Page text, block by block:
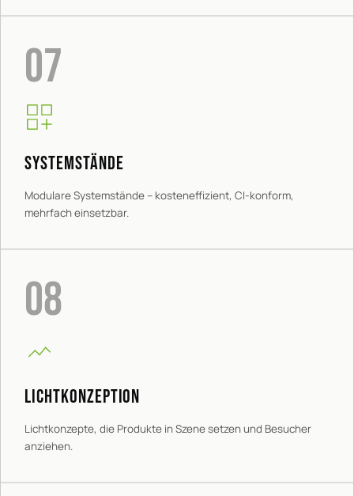
07
SYSTEMSTäNDE
Modulare Systemstände – kosteneffizient, CI-konform,
mehrfach einsetzbar.
08
LICHTKONZEPTION
Lichtkonzepte, die Produkte in Szene setzen und Besucher
anziehen.